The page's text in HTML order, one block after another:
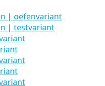
| oefenvariant
| testvariant